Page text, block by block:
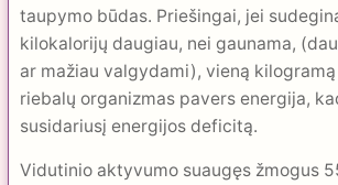
taupymo būdas. Priešingai, jei
kilokalorijų daugiau, nei gaunama,
ar mažiau valgydami), vieną
riebalų organizmas pavers energija,
susidariusį energijos deficitą.
Vidutinio aktyvumo suaugęs žmogus